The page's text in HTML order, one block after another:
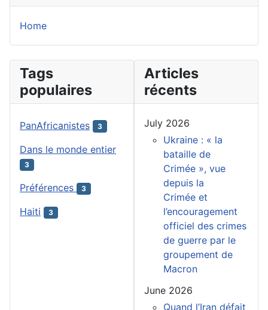
Home
Tags
populaires
PanAfricanistes 3
Dans le monde entier
3
Préférences 3
Haiti 3
Articles
récents
July 2026
Ukraine : « la
bataille de
Crimée », vue
depuis la
Crimée et
l’encouragement
officiel des crimes
de guerre par le
groupement de
Macron
June 2026
Quand l’Iran défait